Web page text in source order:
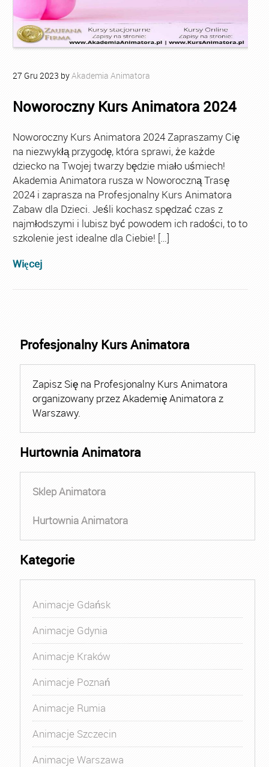
27 Gru 2023 byAkademia Animatora
Noworoczny Kurs Animatora 2024
Noworoczny Kurs Animatora 2024 Zapraszamy Cię
na niezwykłą przygodę, która sprawi, że każde
dziecko na Twojej twarzy będzie miało uśmiech!
Akademia Animatora rusza w Noworoczną Trasę
2024 i zaprasza na Profesjonalny Kurs Animatora
Zabaw dla Dzieci. Jeśli kochasz spędzać czas z
najmłodszymi i lubisz być powodem ich radości, to to
szkolenie jest idealne dla Ciebie! […]
Więcej
Profesjonalny Kurs Animatora
Zapisz Się na Profesjonalny Kurs Animatora
organizowany przez Akademię Animatora z
Warszawy.
Hurtownia Animatora
Sklep Animatora
Hurtownia Animatora
Kategorie
Animacje Gdańsk
Animacje Gdynia
Animacje Kraków
Animacje Poznań
Animacje Rumia
Animacje Szczecin
Animacje Warszawa